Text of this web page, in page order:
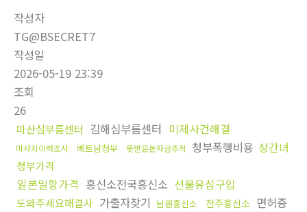
작성자
TG@BSECRET7
작성일
2026-05-19 23:39
조회
26
마산심부름센터 김해심부름센터 미제사건해결
마사지이력조사 베트남청부 못받은돈자금추적 청부폭행비용 상간녀
청부가격
일본밀항가격 흥신소전국흥신소 선불유심구입
도와주세요해결사 가출자찾기 남원흥신소 전주흥신소 면허증